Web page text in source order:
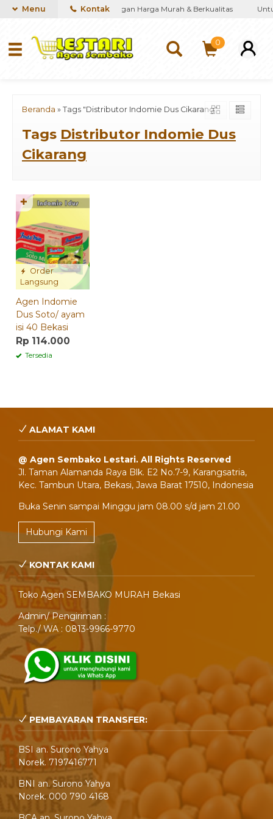
kebutuhan Sembako dengan Harga Murah & Berkualitas
Menu Kontak
0
Beranda » Tags "Distributor Indomie Dus Cikarang"
Tags Distributor Indomie Dus
Cikarang
Order
Langsung
Agen Indomie
Dus Soto/ ayam
isi 40 Bekasi
Rp 114.000
Tersedia
✚
ALAMAT KAMI
@ Agen Sembako Lestari. All Rights Reserved
Jl. Taman Alamanda Raya Blk. E2 No.7-9, Karangsatria,
Kec. Tambun Utara, Bekasi, Jawa Barat 17510, Indonesia
Buka Senin sampai Minggu jam 08.00 s/d jam 21.00
Hubungi Kami
KONTAK KAMI
Toko Agen SEMBAKO MURAH Bekasi
Admin/ Pengiriman :
Telp./ WA : 0813-9966-9770
PEMBAYARAN TRANSFER:
BSI an. Surono Yahya
Norek. 7197416771
BNI an. Surono Yahya
Norek. 000 790 4168